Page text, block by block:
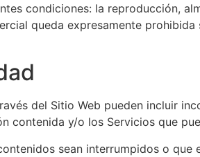
condiciones: la reproducción,
queda expresamente
del Sitio Web pueden incluir
contenida y/o los Servicios que
sean interrumpidos o